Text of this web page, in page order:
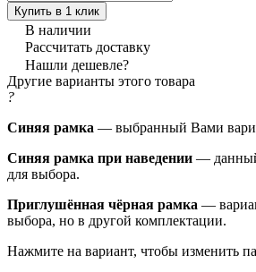
Купить в 1 клик
В наличии
Рассчитать доставку
Нашли дешевле?
Другие варианты этого товара
?
Синяя рамка — выбранный Вами
Синяя рамка при наведении —
для выбора.
Приглушённая чёрная рамка —
выбора, но в другой комплектации.
Нажмите на вариант, чтобы изменить